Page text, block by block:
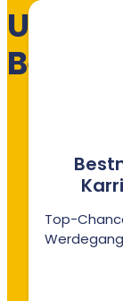
Unsere
Top-
Werdegang